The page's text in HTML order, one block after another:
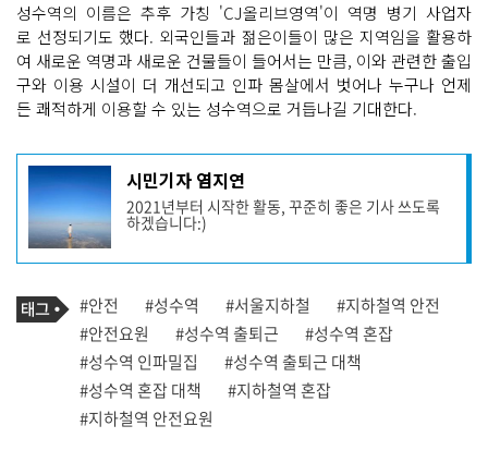
성수역의 이름은 추후 가칭 'CJ올리브영역'이 역명 병기 사업자
로 선정되기도 했다. 외국인들과 젊은이들이 많은 지역임을 활용하
여 새로운 역명과 새로운 건물들이 들어서는 만큼, 이와 관련한 출입
구와 이용 시설이 더 개선되고 인파 몸살에서 벗어나 누구나 언제
든 쾌적하게 이용할 수 있는 성수역으로 거듭나길 기대한다.
기
사
작
성
자
프
필
시민기자 염지연
2021년부터 시작한 활동, 꾸준히 좋은 기사 쓰도록
하겠습니다:)
기
사
관
련
태
그
태
그
#안전 #성수역 #서울지하철
#지하철역 안전
#안전요원
#성수역 출퇴근
#성수역 혼잡
#성수역 인파밀집
#성수역 출퇴근 대책
#성수역 혼잡 대책
#지하철역 혼잡
#지하철역 안전요원